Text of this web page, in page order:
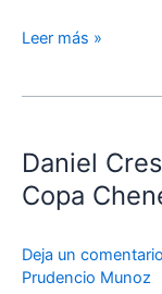
Leer más »
Daniel
Copa
Deja un comentario
Prudencio Munoz
primer
finalista
Copa